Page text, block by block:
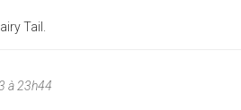
Tail.
à 23h44